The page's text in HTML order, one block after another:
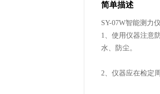
简单描述
SY-07W智能测力
1、使用仪器注意
水、防尘。
2、仪器应在检定